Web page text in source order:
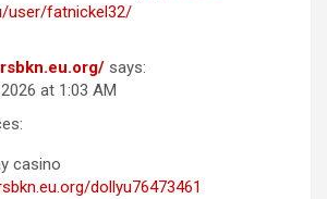
user/fatnickel32/
says:
at 1:03 AM
casino
dollyu76473461